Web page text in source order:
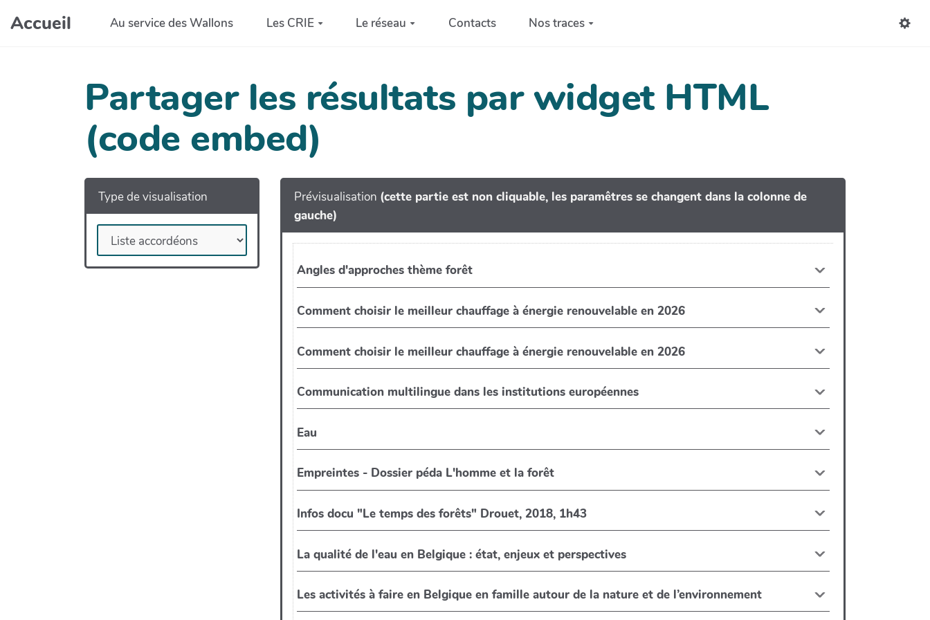
Aller au contenu principal
Accueil Au service des Wallons Les CRIE Le réseau Contacts Nos traces
Partager les résultats par widget HTML
(code embed)
Type de visualisation Prévisualisation (cette partie est non cliquable, les paramêtres se changent dans la colonne de
gauche)